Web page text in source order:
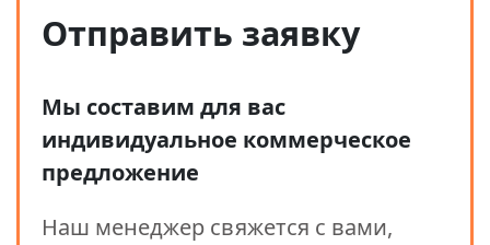
Отправить заявку
Мы составим для вас
индивидуальное коммерческое
предложение
Наш менеджер свяжется с вами,